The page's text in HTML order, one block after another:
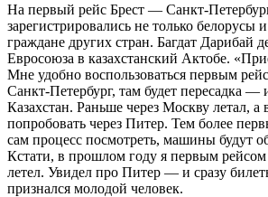
На первый рейс Брест — Санкт-
зарегистрировались не только белорусы
граждане других стран. Багдат Дарибай
Евросоюза в казахстанский Актобе.
Мне удобно воспользоваться первым
Санкт-Петербург, там будет пересадка —
Казахстан. Раньше через Москву летал, а
попробовать через Питер. Тем более
сам процесс посмотреть, машины будут
Кстати, в прошлом году я первым
летел. Увидел про Питер — и сразу
признался молодой человек.